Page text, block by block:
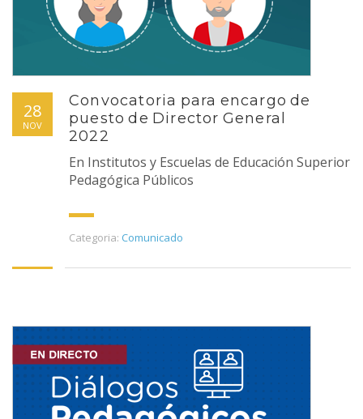
28
NOV
Convocatoria para encargo de
puesto de Director General
2022
En Institutos y Escuelas de Educación Superior
Pedagógica Públicos
Categoria: Comunicado